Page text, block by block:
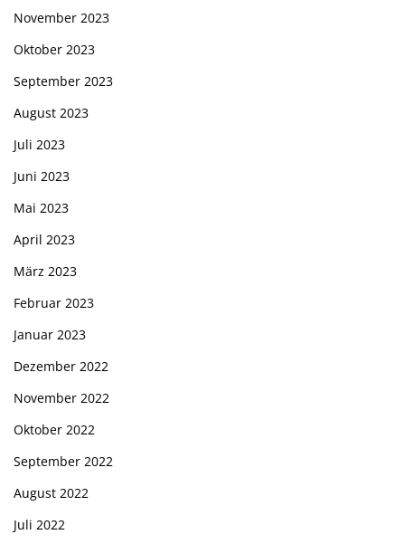
November 2023
Oktober 2023
September 2023
August 2023
Juli 2023
Juni 2023
Mai 2023
April 2023
März 2023
Februar 2023
Januar 2023
Dezember 2022
November 2022
Oktober 2022
September 2022
August 2022
Juli 2022